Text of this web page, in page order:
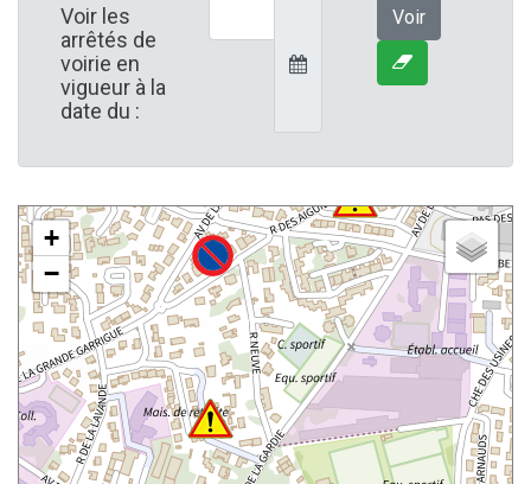
Voir les
arrêtés de
voirie en
vigueur à la
date du :
Voir
+
−